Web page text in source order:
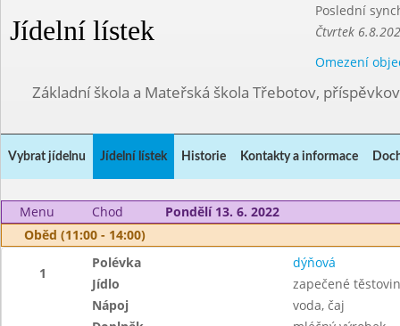
Jídelní lístek
Poslední
Čtvrtek
Omezení
Základní škola a Mateřská škola Třebotov,
Vybrat jídelnu Jídelní lístek Historie Kontakty a informace
Menu Chod
Pondělí 13. 6. 2022
Oběd (11:00 - 14:00)
1
Polévka
dýňová
Jídlo
zapečené
Nápoj
voda, čaj